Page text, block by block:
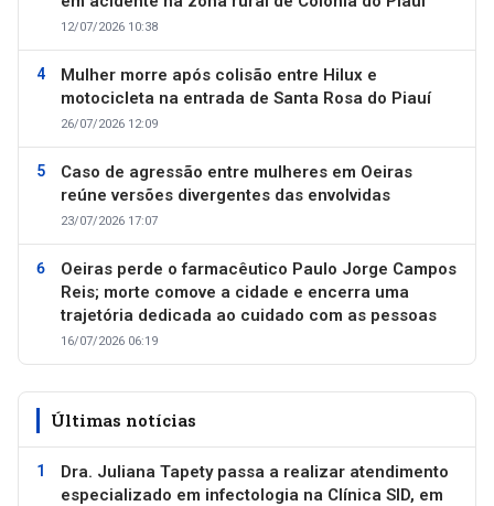
12/07/2026 10:38
Mulher morre após colisão entre Hilux e
motocicleta na entrada de Santa Rosa do Piauí
26/07/2026 12:09
Caso de agressão entre mulheres em Oeiras
reúne versões divergentes das envolvidas
23/07/2026 17:07
Oeiras perde o farmacêutico Paulo Jorge Campos
Reis; morte comove a cidade e encerra uma
trajetória dedicada ao cuidado com as pessoas
16/07/2026 06:19
Últimas notícias
Dra. Juliana Tapety passa a realizar atendimento
especializado em infectologia na Clínica SID, em